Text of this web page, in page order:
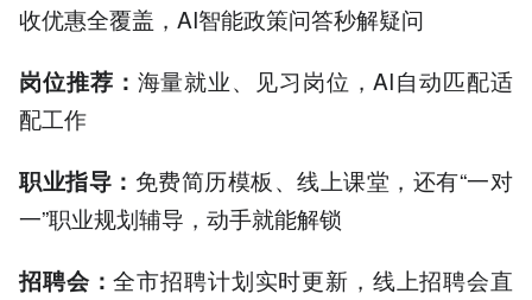
收优惠全覆盖，AI智能政策问答秒解疑问
岗位推荐： 海量就业、见习岗位，AI自动匹配适
配工作
职业指导： 免费简历模板、线上课堂，还有“一对
一”职业规划辅导，动手就能解锁
招聘会：全市招聘计划实时更新，线上招聘会直